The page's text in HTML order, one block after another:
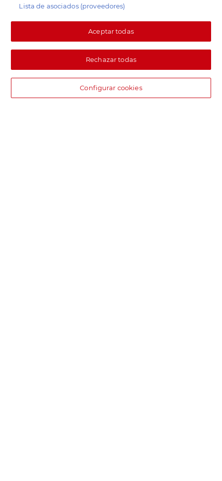
Lista de asociados (proveedores)
Aceptar todas
Rechazar todas
Configurar cookies